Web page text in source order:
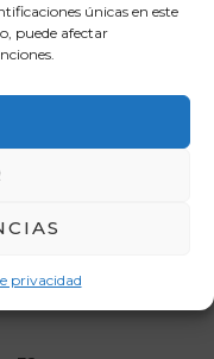
únicas en este
puede afectar
privacidad